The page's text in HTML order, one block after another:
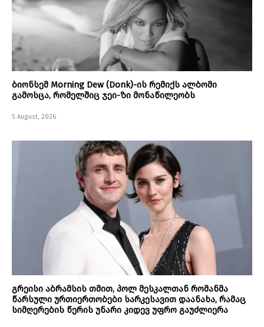
ბიონსემ Morning Dew (Donk)-ის რემიქს ალბომი
გამოსცა, რომელშიც ჯეი-ზი მონაწილეობს
5 August, 2026
გრეისი აბრამსის თმით, პოლ მესკალთან რომანმა
წარსული ურთიერთობები სარკესავით დაანახა, რამაც
სიმღერების წერის უნარი კიდევ უფრო გაუძლიერა